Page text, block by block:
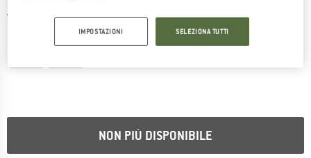
Viste dettagliate
NON PIÙ DISPONIBILE
IMPOSTAZIONI SELEZIONA TUTTI